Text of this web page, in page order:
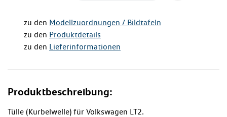
zu den Modellzuordnungen / Bildtafeln
zu den Produktdetails
zu den Lieferinformationen
Produktbeschreibung:
Tülle (Kurbelwelle) für Volkswagen LT2.